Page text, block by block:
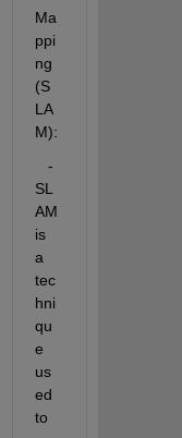
Ma
ppi
ng
(S
LA
M):
   -
SL
AM
is
a
tec
hni
qu
e
us
ed
to